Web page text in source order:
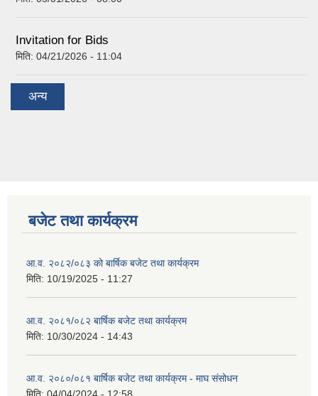
Invitation for Bids
मिति: 04/21/2026 - 11:04
अन्य
बजेट तथा कार्यक्रम
आ.व. २०८२/०८३ को बार्षिक बजेट तथा कार्यक्रम
मिति: 10/19/2025 - 11:27
आ.व. २०८१/०८२ बार्षिक बजेट तथा कार्यक्रम
मिति: 10/30/2024 - 14:43
आ.व. २०८०/०८१ बार्षिक बजेट तथा कार्यक्रम - माघ संसोधन
मिति: 04/04/2024 - 12:58